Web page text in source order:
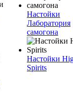
Настойки
Лаборатория
самогона
Настойки
Spirits